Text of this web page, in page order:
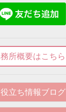
所概要はこちら
立ち情報ブログ